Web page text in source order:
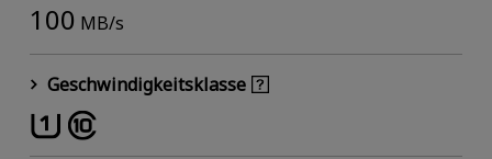
100 MB/s
Geschwindigkeitsklasse